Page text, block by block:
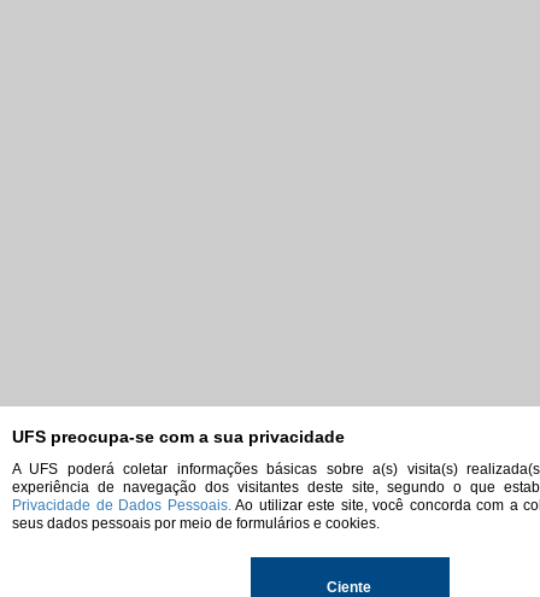
UFS preocupa-se com a sua privacidade
A UFS poderá coletar informações básicas sobre a(s) visita(s)
experiência de navegação dos visitantes deste site, segundo o que
Privacidade de Dados Pessoais.Ao utilizar este site, você concorda com a
seus dados pessoais por meio de formulários e cookies.
Ciente